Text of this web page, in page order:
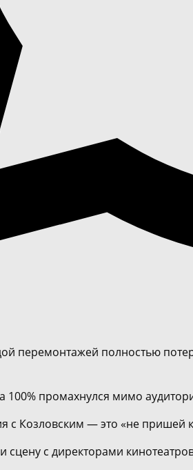
перемонтажей полностью
промахнулся мимо
с Козловским — это «не пришей
сцену с директорами